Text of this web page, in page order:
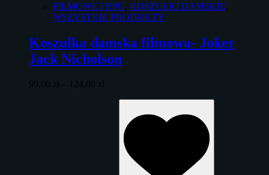
FILMOWE I RPG KOSZULKI DAMSKIE
WSZYSTKIE PRODUKTY
Koszulka damska filmowa- Joker
Jack Nicholson
99,00 zł 124,00 zł
99,00 zł
124,00 zł
Ten
produkt
ma
wiele
wariantów.
Opcje
można